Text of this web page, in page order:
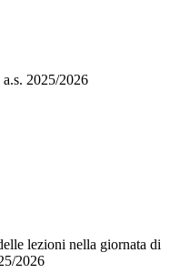
2025/2026
lezioni nella giornata di
2026